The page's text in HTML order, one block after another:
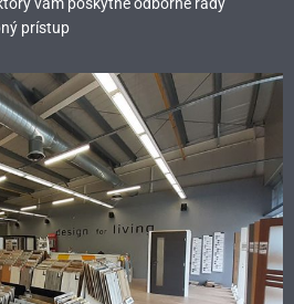
prístup